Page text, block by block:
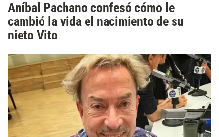
Aníbal Pachano confesó cómo le
cambió la vida el nacimiento de su
nieto Vito